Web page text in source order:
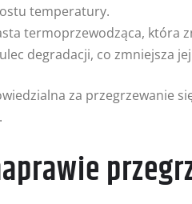
temperatury.
termoprzewodząca, która
degradacji, co zmniejsza
za przegrzewanie